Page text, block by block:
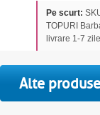
Pe scurt:
TOPURI
livrare 1-7
Alte